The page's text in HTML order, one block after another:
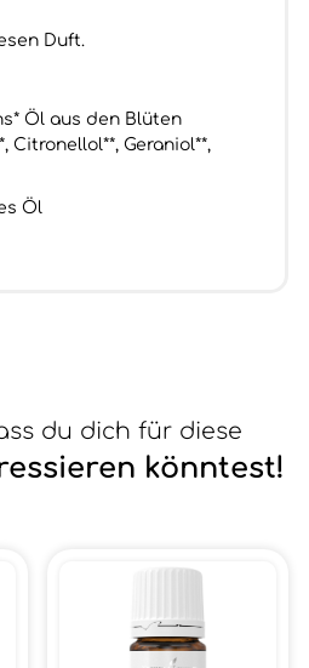
Duft.
Öl aus den Blüten
Citronellol**, Geraniol**,
Öl
du dich für diese
könntest!